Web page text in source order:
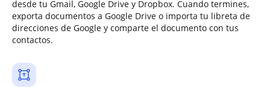
desde tu Gmail, Google Drive y Dropbox. Cuando termines,
exporta documentos a Google Drive o importa tu libreta de
direcciones de Google y comparte el documento con tus
contactos.